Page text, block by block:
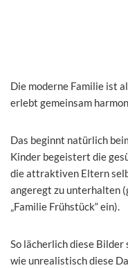
Die moderne Familie ist
erlebt gemeinsam
Das beginnt natürlich
Kinder begeistert die
die attraktiven Eltern
angeregt zu unterhalten
„Familie Frühstück“ ein).
So lächerlich diese Bilder
wie unrealistisch diese